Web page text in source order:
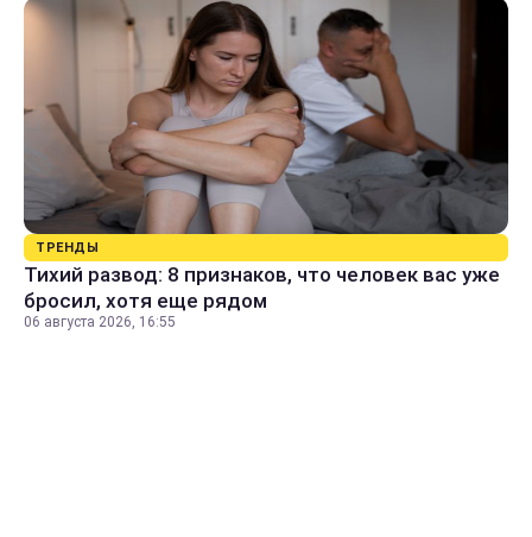
ТРЕНДЫ
Тихий развод: 8 признаков, что человек вас уже
бросил, хотя еще рядом
06 августа 2026, 16:55